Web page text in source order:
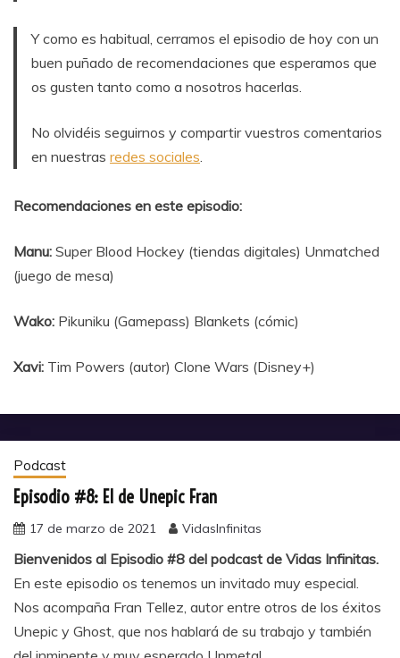
Y como es habitual, cerramos el episodio de hoy con un
buen puñado de recomendaciones que esperamos que
os gusten tanto como a nosotros hacerlas.
No olvidéis seguirnos y compartir vuestros comentarios
en nuestras redes sociales.
Recomendaciones en este episodio:
Manu: Super Blood Hockey (tiendas digitales) Unmatched
(juego de mesa)
Wako: Pikuniku (Gamepass) Blankets (cómic)
Xavi: Tim Powers (autor) Clone Wars (Disney+)
Podcast
Episodio #8: El de Unepic Fran
17 de marzo de 2021 VidasInfinitas
Bienvenidos al Episodio #8 del podcast de Vidas Infinitas.
En este episodio os tenemos un invitado muy especial.
Nos acompaña Fran Tellez, autor entre otros de los éxitos
Unepic y Ghost, que nos hablará de su trabajo y también